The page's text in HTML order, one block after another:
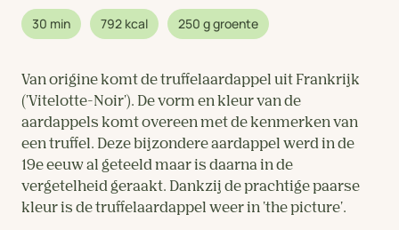
30 min 792 kcal 250 g groente
Van origine komt de truffelaardappel uit Frankrijk
('Vitelotte-Noir'). De vorm en kleur van de
aardappels komt overeen met de kenmerken van
een truffel. Deze bijzondere aardappel werd in de
19e eeuw al geteeld maar is daarna in de
vergetelheid geraakt. Dankzij de prachtige paarse
kleur is de truffelaardappel weer in 'the picture'.